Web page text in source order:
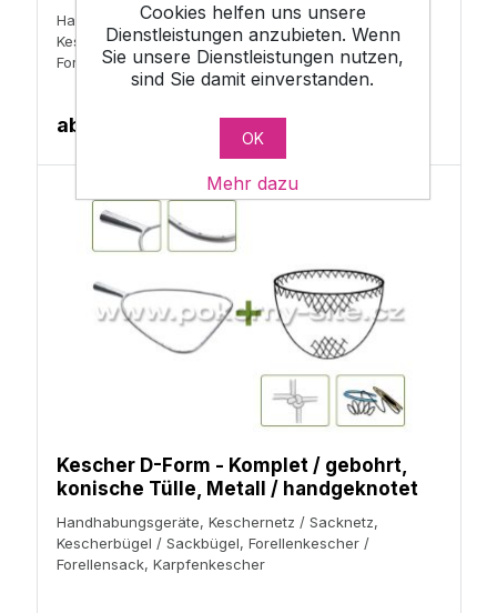
Cookies helfen uns unsere
Dienstleistungen anzubieten. Wenn
Sie unsere Dienstleistungen nutzen,
sind Sie damit einverstanden.
OK
Mehr dazu
Handhabungsgeräte, Keschernetz / Sacknetz,
Kescherbügel / Sackbügel, Forellenkescher /
Forellensack, Karpfenkescher
ab
Kescher D-Form - Komplet / gebohrt,
konische Tülle, Metall / handgeknotet
Handhabungsgeräte, Keschernetz / Sacknetz,
Kescherbügel / Sackbügel, Forellenkescher /
Forellensack, Karpfenkescher